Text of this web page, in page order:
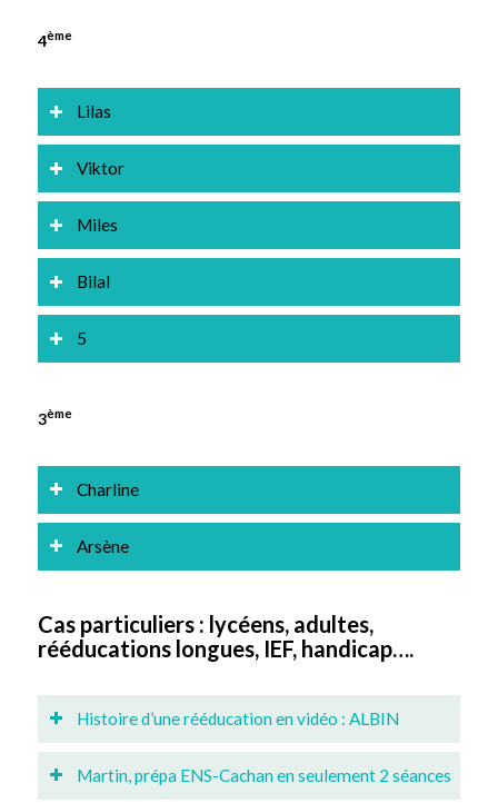
4ème
Lilas
Viktor
Miles
Bilal
5
3ème
Charline
Arsène
Cas particuliers : lycéens, adultes,
rééducations longues, IEF, handicap….
Histoire d’une rééducation en vidéo : ALBIN
Martin, prépa ENS-Cachan en seulement 2 séances